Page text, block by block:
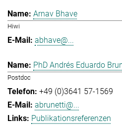
Arnav Bhave
Hiwi
abhave@...
PhD Andrés Eduardo
Postdoc
+49 (0)3641 57-1569
abrunetti@...
Publikationsreferenzen